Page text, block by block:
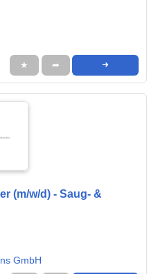
★ ➦ ➜
(m/w/d) - Saug- &
GmbH